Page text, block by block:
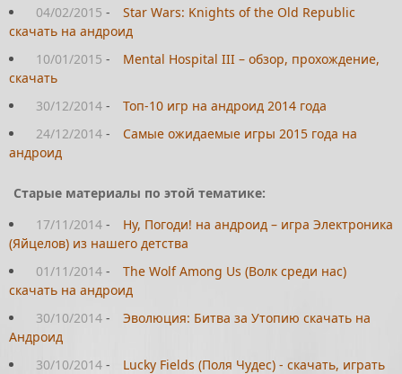
04/02/2015 -
Star Wars: Knights of the Old Republic
скачать на андроид
10/01/2015 -
Mental Hospital III – обзор, прохождение,
скачать
30/12/2014 -
Топ-10 игр на андроид 2014 года
24/12/2014 -
Самые ожидаемые игры 2015 года на
андроид
Старые материалы по этой тематике:
17/11/2014 -
Ну, Погоди! на андроид – игра Электроника
(Яйцелов) из нашего детства
01/11/2014 -
The Wolf Among Us (Волк среди нас)
скачать на андроид
30/10/2014 -
Эволюция: Битва за Утопию скачать на
Андроид
30/10/2014 -
Lucky Fields (Поля Чудес) - скачать, играть